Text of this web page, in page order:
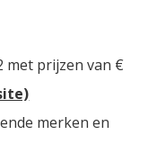
met prijzen van €
merken en